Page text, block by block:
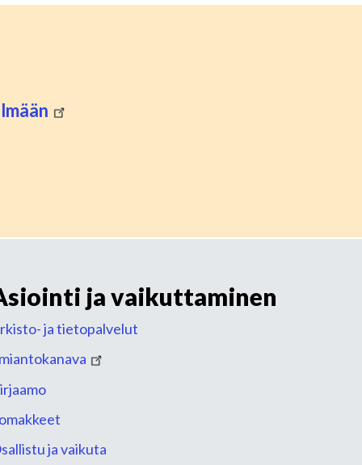
ja vaikuttaminen
ja tietopalvelut
ja vaikuta